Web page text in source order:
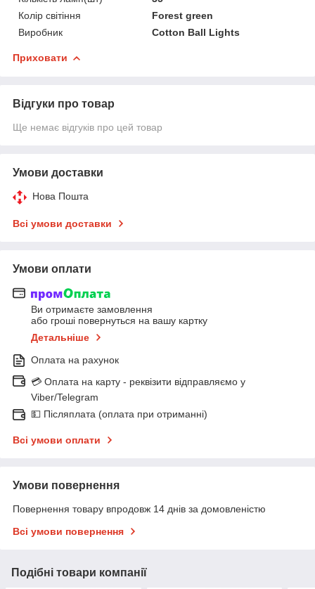
Колір світіння
Forest green
Виробник
Cotton Ball Lights
Приховати
Відгуки про товар
Ще немає відгуків про цей товар
Умови доставки
Нова Пошта
Всі умови доставки
Умови оплати
Ви отримаєте замовлення
або гроші повернуться на вашу картку
Детальніше
Оплата на рахунок
💳 Оплата на карту - реквізити відправляємо у
Viber/Telegram
💵 Післяплата (оплата при отриманні)
Всі умови оплати
Умови повернення
Повернення товару впродовж 14 днів за домовленістю
Всі умови повернення
Подібні товари компанії